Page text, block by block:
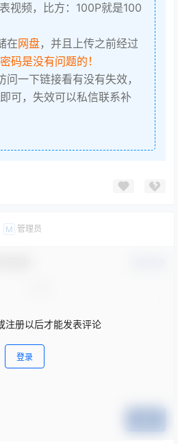
视频，比方：100P就是100
在网盘，并且上传之前经过
码是没有问题的！
一下链接看有没有失效，
可，失效可以私信联系补
M 管理员
注册以后才能发表评论
登录